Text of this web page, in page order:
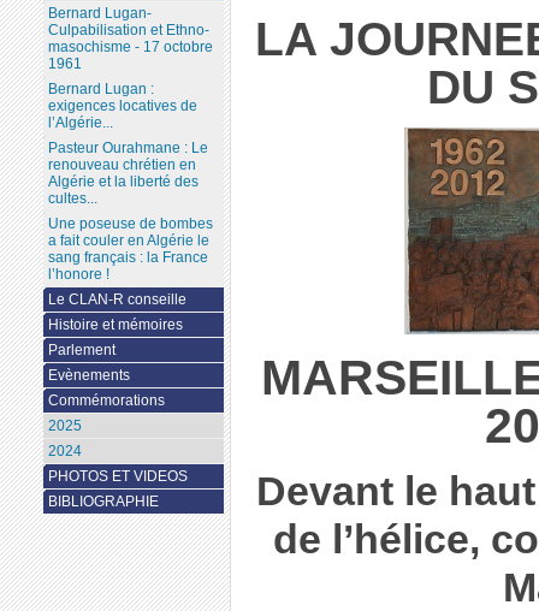
LA
DU
Devant le
de l’hélice,
Bernard Lugan-
Culpabilisation et Ethno-
masochisme - 17 octobre
1961
Bernard Lugan :
exigences locatives de
l’Algérie...
Pasteur Ourahmane : Le
renouveau chrétien en
Algérie et la liberté des
cultes...
Une poseuse de bombes
a fait couler en Algérie le
sang français : la France
l’honore !
Le CLAN-R conseille
Histoire et mémoires
Parlement
Evènements
Commémorations
2025
2024
PHOTOS ET VIDEOS
BIBLIOGRAPHIE